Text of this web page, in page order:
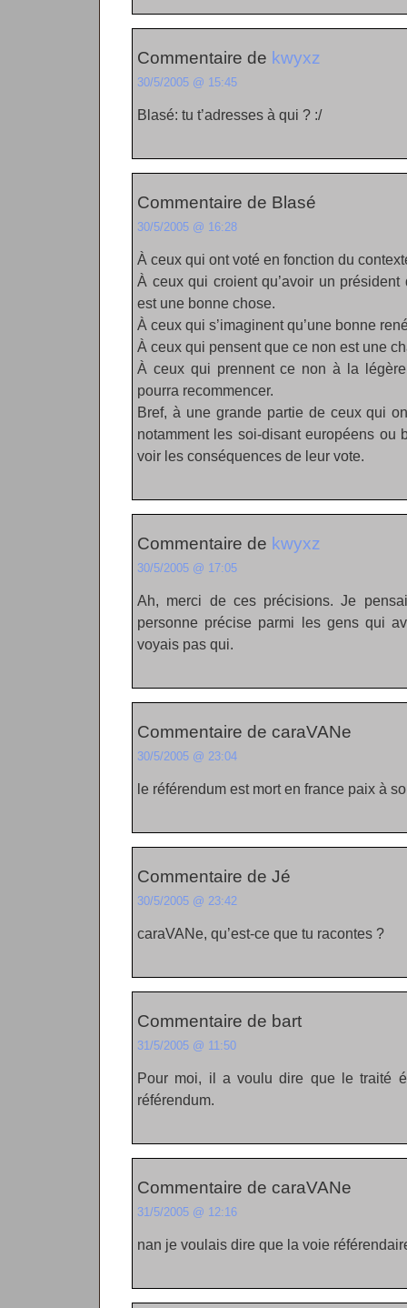
Commentaire de kwyxz
30/5/2005 @ 15:45
Blasé: tu t’adresses à qui ? :/
Commentaire de Blasé
30/5/2005 @ 16:28
À ceux qui ont voté en fonction du
À ceux qui croient qu’avoir un
est une bonne chose.
À ceux qui s’imaginent qu’une bonne
À ceux qui pensent que ce non est une
À ceux qui prennent ce non à la
pourra recommencer.
Bref, à une grande partie de ceux qui
notamment les soi-disant européens ou
voir les conséquences de leur vote.
Commentaire de kwyxz
30/5/2005 @ 17:05
Ah, merci de ces précisions. Je
personne précise parmi les gens qui
voyais pas qui.
Commentaire de caraVANe
30/5/2005 @ 23:04
le référendum est mort en france paix à
Commentaire de Jé
30/5/2005 @ 23:42
caraVANe, qu’est-ce que tu racontes ?
Commentaire de bart
31/5/2005 @ 11:50
Pour moi, il a voulu dire que le traité
référendum.
Commentaire de caraVANe
31/5/2005 @ 12:16
nan je voulais dire que la voie